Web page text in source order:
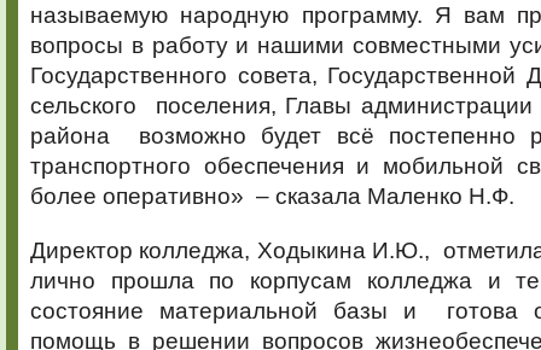
называемую народную программу. Я вам
вопросы в работу и нашими совместными
Государственного совета, Государственной
сельского поселения, Главы
района возможно будет всё постепенно
транспортного обеспечения и мобильной
более оперативно» – сказала Маленко Н.Ф.
Директор колледжа, Ходыкина И.Ю.,
лично прошла по корпусам колледжа и
состояние материальной базы и готова
помощь в решении вопросов